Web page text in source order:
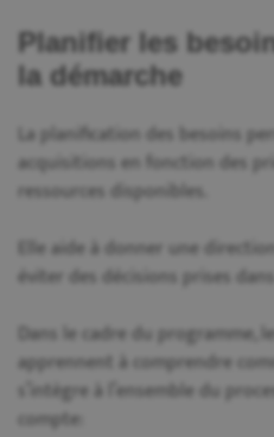
Planifier les
la démarche
La planification des besoins
acquisitions en fonction des
ressources disponibles.
Elle aide à donner une
éviter des décisions prises
Dans le cadre du
apprennent à comprendre
s’intègre à l’ensemble du
compte: